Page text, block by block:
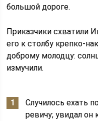
большой дороге.
Приказчики схватили
его к столбу крепко-
доброму молодцу:
измучили.
Случилось ехать
ревичу; увидал он